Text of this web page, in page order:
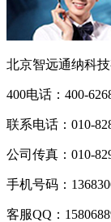
北京智远通纳科
400电话： 400-
联系电话： 010-
公司传真： 010-
手机号码：
客服QQ：